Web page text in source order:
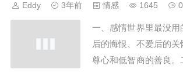
Eddy 3年前 情感 1645 0
一、感情世界里最没
后的悔恨、不爱后的
尊心和低智商的善良。